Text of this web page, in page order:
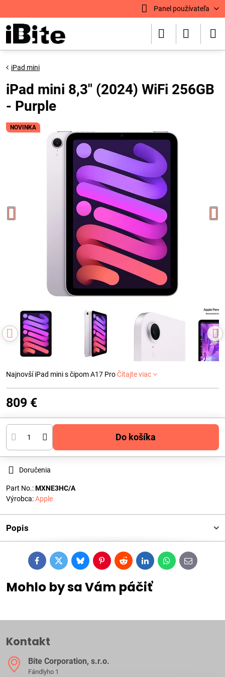
Panel používateľa
NOVINKA
iPad mini
iPad mini 8,3" (2024) WiFi 256GB
- Purple
Najnovší iPad mini s čipom A17 ProČítajte viac
809 €
Do košíka
Doručenia
Part No.:MXNE3HC/A
Výrobca:Apple
Popis
FacebookTwitterBlueskyPinterestRedditLinkedInWhatsApp
E-
mail
Mohlo by sa Vám páčiť
Kontakt
Bite Corporation, s​.r​.o​.
Fándlyho 1